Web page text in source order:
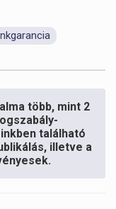
több, mint 2
található
illetve a